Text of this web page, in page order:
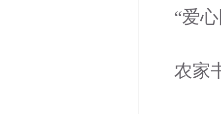
“爱
农家